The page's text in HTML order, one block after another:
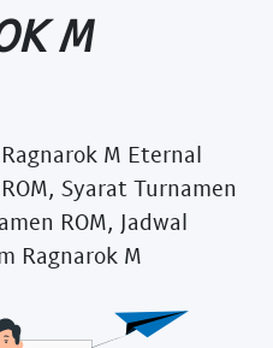
M
M Eternal
Syarat Turnamen
ROM, Jadwal
Ragnarok M